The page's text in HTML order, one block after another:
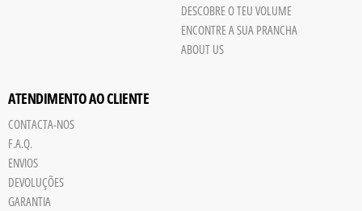
Save
Board
JPG
trigger
DESCOBRE O TEU VOLUME
ENCONTRE A SUA PRANCHA
ABOUT US
ATENDIMENTO AO CLIENTE
CONTACTA-NOS
F.A.Q.
ENVIOS
DEVOLUÇÕES
GARANTIA